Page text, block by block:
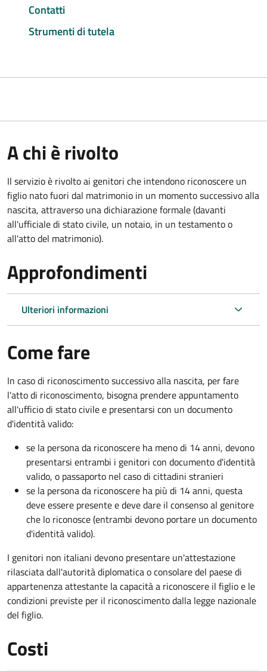
Contatti
Strumenti di tutela
A chi è rivolto
Il servizio è rivolto ai genitori che intendono riconoscere un
figlio nato fuori dal matrimonio in un momento successivo alla
nascita, attraverso una dichiarazione formale (davanti
all'ufficiale di stato civile, un notaio, in un testamento o
all'atto del matrimonio).
Approfondimenti
Ulteriori informazioni
Come fare
In caso di riconoscimento successivo alla nascita, per fare
l'atto di riconoscimento, bisogna prendere appuntamento
all'ufficio di stato civile e presentarsi con un documento
d'identità valido:
se la persona da riconoscere ha meno di 14 anni, devono
presentarsi entrambi i genitori con documento d'identità
valido, o passaporto nel caso di cittadini stranieri
se la persona da riconoscere ha più di 14 anni, questa
deve essere presente e deve dare il consenso al genitore
che lo riconosce (entrambi devono portare un documento
d'identità valido).
I genitori non italiani devono presentare un'attestazione
rilasciata dall'autorità diplomatica o consolare del paese di
appartenenza attestante la capacità a riconoscere il figlio e le
condizioni previste per il riconoscimento dalla legge nazionale
del figlio.
Costi